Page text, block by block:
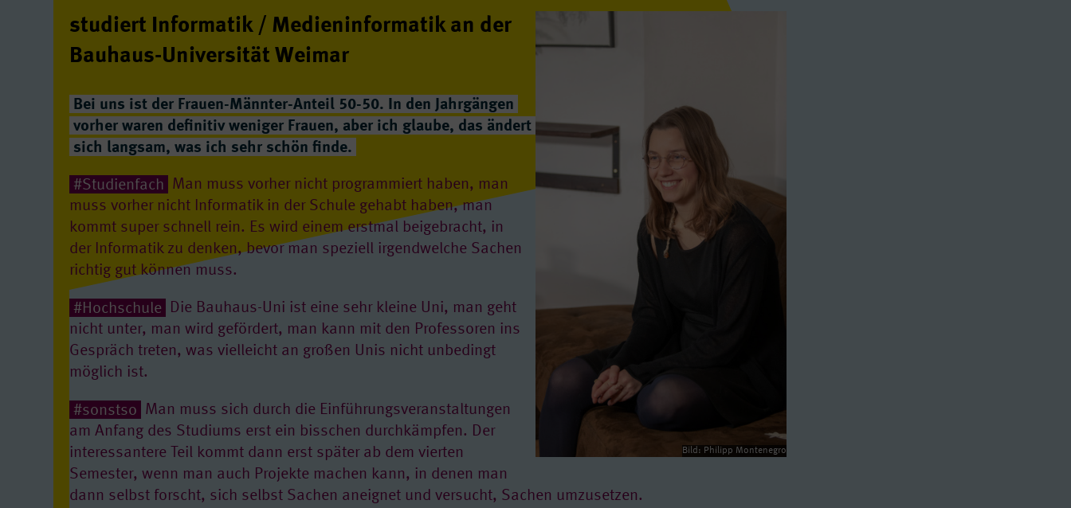
Bild: Philipp Montenegro
studiert Informatik / Medieninformatik an der
Bauhaus-Universität Weimar
Bei uns ist der Frauen-Männter-Anteil 50-50. In den Jahrgängen
vorher waren definitiv weniger Frauen, aber ich glaube, das ändert
sich langsam, was ich sehr schön finde.
#Studienfach Man muss vorher nicht programmiert haben, man
muss vorher nicht Informatik in der Schule gehabt haben, man
kommt super schnell rein. Es wird einem erstmal beigebracht, in
der Informatik zu denken, bevor man speziell irgendwelche Sachen
richtig gut können muss.
#Hochschule
Die Bauhaus-Uni ist eine sehr kleine Uni, man geht
nicht unter, man wird gefördert, man kann mit den Professoren ins
Gespräch treten, was vielleicht an großen Unis nicht unbedingt
möglich ist.
#sonstso Man muss sich durch die Einführungsveranstaltungen
am Anfang des Studiums erst ein bisschen durchkämpfen. Der
interessantere Teil kommt dann erst später ab dem vierten
Semester, wenn man auch Projekte machen kann, in denen man
dann selbst forscht, sich selbst Sachen aneignet und versucht, Sachen umzusetzen.